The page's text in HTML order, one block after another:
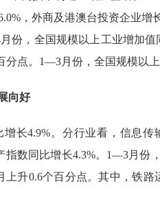
，外商及港澳台投资企业增
月份，全国规模以上工业增加值
分点。 1—3月份，全国规模以
向好
增长4.9%。分行业看，信息传
指数同比增长4.3%。 1—3月份
上升0.6个百分点。其中，铁路